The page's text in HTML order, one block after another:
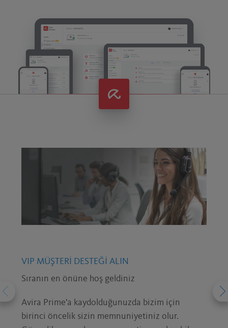
VIP MÜŞTERI DESTEĞI ALIN
Sıranın en önüne hoş geldiniz
Avira Prime'a kaydolduğunuzda bizim için
birinci öncelik sizin memnuniyetiniz olur.